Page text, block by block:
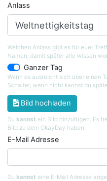
Anlass
Welchen Anlass gibt es für euer
Namen, damit später alle wissen
Ganzer Tag
Wenn es ausreicht sich über einen
Schalter, wenn nicht kannst du
Bild hochladen
Du kannst ein Bild hinzufügen. Es
Bild zu dem OkayDay haben.
E-Mail Adresse
Du kannst eine E-Mail Adresse